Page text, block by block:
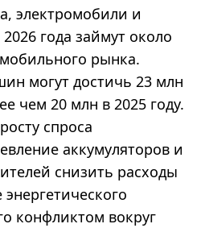
электромобили и
года займут около
рынка.
могут достичь 23 млн
чем 20 млн в 2025 году.
спроса
аккумуляторов и
снизить расходы
конфликтом вокруг